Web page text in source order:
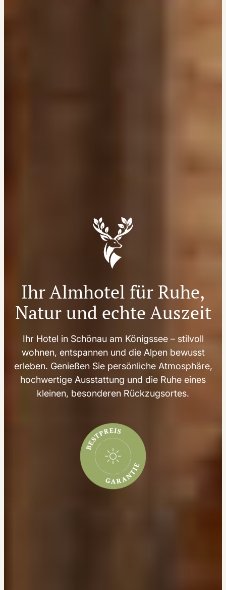
Ihr Almhotel für Ruhe,
Natur und echte Auszeit
Ihr Hotel in Schönau am Königssee – stilvoll
wohnen, entspannen und die Alpen bewusst
erleben. Genießen Sie persönliche Atmosphäre,
hochwertige Ausstattung und die Ruhe eines
kleinen, besonderen Rückzugsortes.